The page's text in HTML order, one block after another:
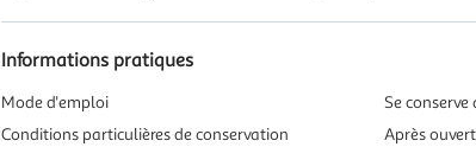
Informations pratiques
Mode d'emploi
Se
Conditions particulières de conservation
Après